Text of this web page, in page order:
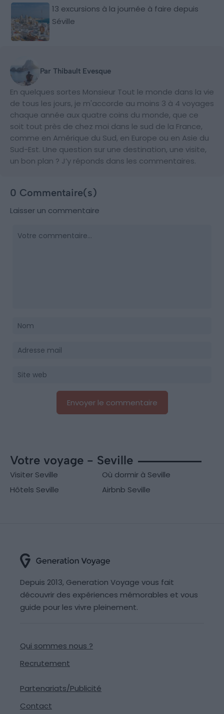
13 excursions à la journée à faire depuis
Séville
Par Thibault Evesque
En quelques sortes Monsieur Tout le monde dans la vie
de tous les jours, je m'accorde au moins 3 à 4 voyages
chaque année aux quatre coins du monde, que ce
soit tout près de chez moi dans le sud de la France,
comme en Amérique du Sud, en Europe ou en Asie du
Sud-Est. Une question sur une destination, une visite,
un bon plan ? J’y réponds dans les commentaires.
0 Commentaire(s)
Laisser un commentaire
Votre voyage - Seville
Visiter Seville
Où dormir à Seville
Hôtels Seville
Airbnb Seville
Depuis 2013, Generation Voyage vous fait
découvrir des expériences mémorables et vous
guide pour les vivre pleinement.
Qui sommes nous ?
Recrutement
Partenariats/Publicité
Contact